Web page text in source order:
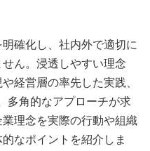
確化し、社内外で適切に
ん。浸透しやすい理念
経営層の率先した実践、
多角的なアプローチが求
理念を実際の行動や組織
なポイントを紹介しま